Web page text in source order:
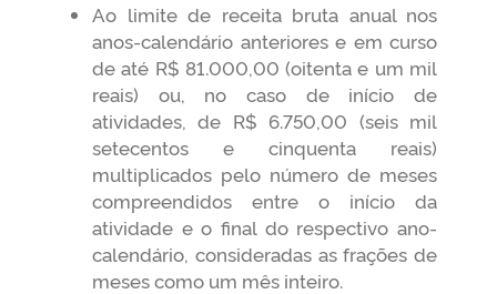
Ao limite de receita bruta anual nos
anos-calendário anteriores e em curso
de até R$ 81.000,00 (oitenta e um mil
reais) ou, no caso de início de
atividades, de R$ 6.750,00 (seis mil
setecentos e cinquenta reais)
multiplicados pelo número de meses
compreendidos entre o início da
atividade e o final do respectivo ano-
calendário, consideradas as frações de
meses como um mês inteiro.